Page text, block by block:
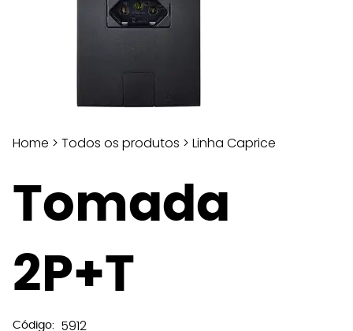
Home > Todos os produtos > Linha Caprice
Tomada
2P+T
Código: 5912